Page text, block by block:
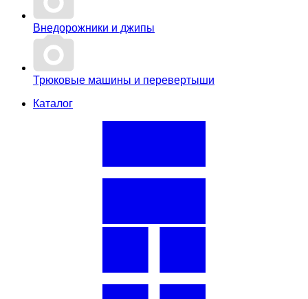
Внедорожники и джипы
Трюковые машины и перевертыши
Каталог